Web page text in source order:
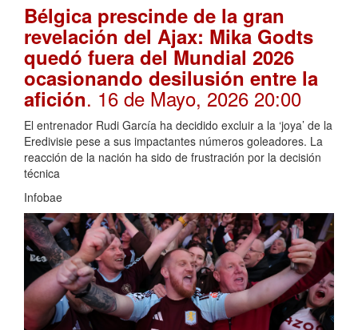
Bélgica prescinde de la gran
revelación del Ajax: Mika Godts
quedó fuera del Mundial 2026
ocasionando desilusión entre la
afición. 16 de Mayo, 2026 20:00
El entrenador Rudi García ha decidido excluir a la ‘joya’ de la
Eredivisie pese a sus impactantes números goleadores. La
reacción de la nación ha sido de frustración por la decisión
técnica
Infobae